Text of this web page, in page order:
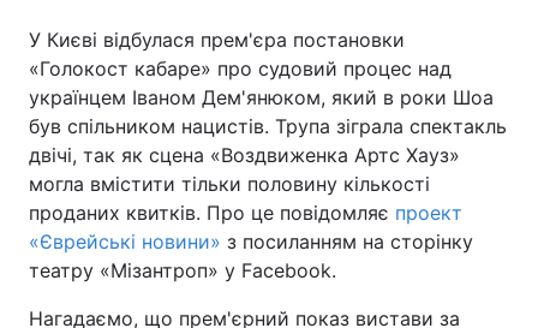
Головна Війна
Україна Політика
Економіка Світ
У Києві відбулася прем'єра постановки
«Голокост кабаре» про судовий процес над
українцем Іваном Дем'янюком, який в роки Шоа
був спільником нацистів. Трупа зіграла спектакль
двічі, так як сцена «Воздвиженка Артс Хауз»
могла вмістити тільки половину кількості
проданих квитків. Про це повідомляє проект
«Єврейські новини» з посиланням на сторінку
театру «Мізантроп» у Facebook.
Нагадаємо, що прем'єрний показ вистави за